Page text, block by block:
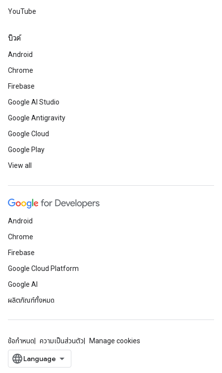
YouTube
บิวด์
Android
Chrome
Firebase
Google AI Studio
Google Antigravity
Google Cloud
Google Play
View all
Android
Chrome
Firebase
Google Cloud Platform
Google AI
ผลิตภัณฑ์ทั้งหมด
ข้อกำหนด ความเป็นส่วนตัว Manage cookies